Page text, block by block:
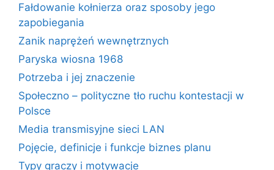
Fałdowanie kołnierza oraz sposoby jego
zapobiegania
Zanik naprężeń wewnętrznych
Paryska wiosna 1968
Potrzeba i jej znaczenie
Społeczno – polityczne tło ruchu kontestacji w
Polsce
Media transmisyjne sieci LAN
Pojęcie, definicje i funkcje biznes planu
Typy graczy i motywacje